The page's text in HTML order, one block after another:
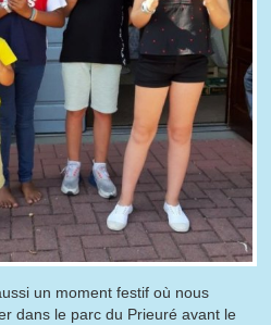
un moment festif où nous
dans le parc du Prieuré avant le